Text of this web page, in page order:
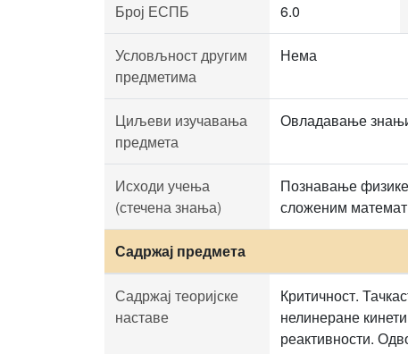
Број ЕСПБ 6.0
Условљност другим
предметима
Нема
Циљеви изучавања
предмета
Овладавање
Исходи учења
(стечена знања)
Познавање
сложеним
Садржај предмета
Садржај теоријске
наставе
Критичност.
нелинеране
реактивности.